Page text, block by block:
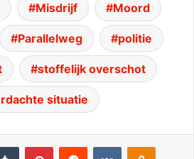
Misdrijf Moord
Parallelweg politie
stoffelijk overschot
situatie
PinterestReddit VKontakteOdnoklassniki